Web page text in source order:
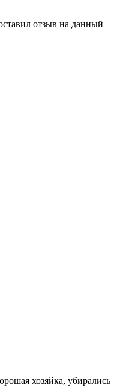
отзыв на данный
хозяйка, убирались